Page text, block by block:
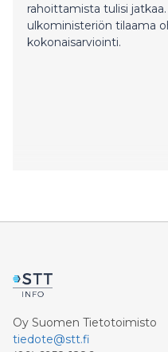
rahoittamista tulisi
ulkoministeriön tilaama
kokonaisarviointi.
Oy Suomen Tietotoimisto
tiedote@stt.fi